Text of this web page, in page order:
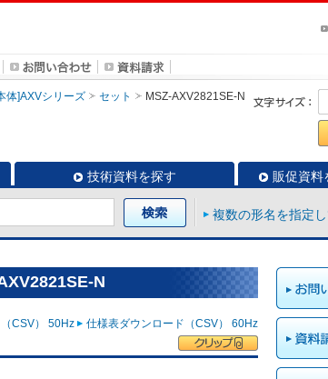
体]AXVシリーズ セット MSZ-AXV2821SE-N
技術資料を探す 販促資料
複数の形名を指定
N
CSV） 50Hz 仕様表ダウンロード（CSV） 60Hz